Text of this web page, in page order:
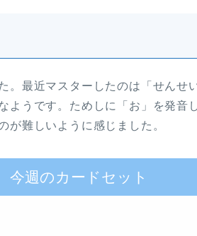
。最近マスターしたのは「せんせ
ようです。ためしに「お」を発音
が難しいように感じました。
今週のカードセット